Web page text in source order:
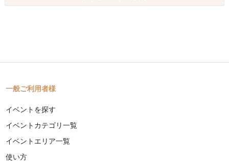
一般ご利用者様
イベントを探す
イベントカテゴリ一覧
イベントエリア一覧
使い方